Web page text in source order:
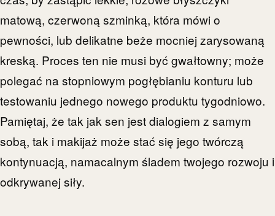
matową, czerwoną szminką, która mówi o
pewności, lub delikatne beże mocniej zarysowaną
kreską. Proces ten nie musi być gwałtowny; może
polegać na stopniowym pogłębianiu konturu lub
testowaniu jednego nowego produktu tygodniowo.
Pamiętaj, że tak jak sen jest dialogiem z samym
sobą, tak i makijaż może stać się jego twórczą
kontynuacją, namacalnym śladem twojego rozwoju i
odkrywanej siły.